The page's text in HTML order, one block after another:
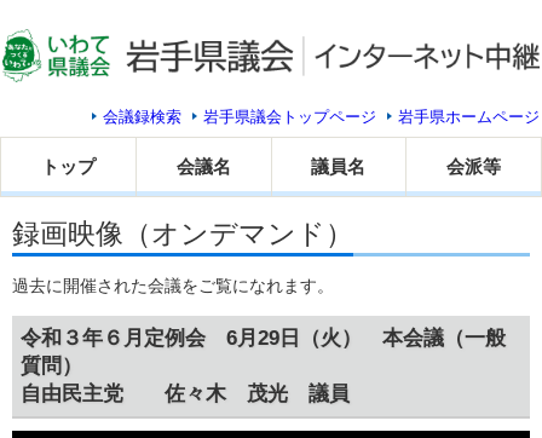
会議録検索 岩手県議会トップページ 岩手県ホームページ
トップ 会議名 議員名 会派等
録画映像（オンデマンド）
過去に開催された会議をご覧になれます。
令和３年６月定例会 6月29日（火） 本会議（一般
質問）
自由民主党 佐々木 茂光 議員